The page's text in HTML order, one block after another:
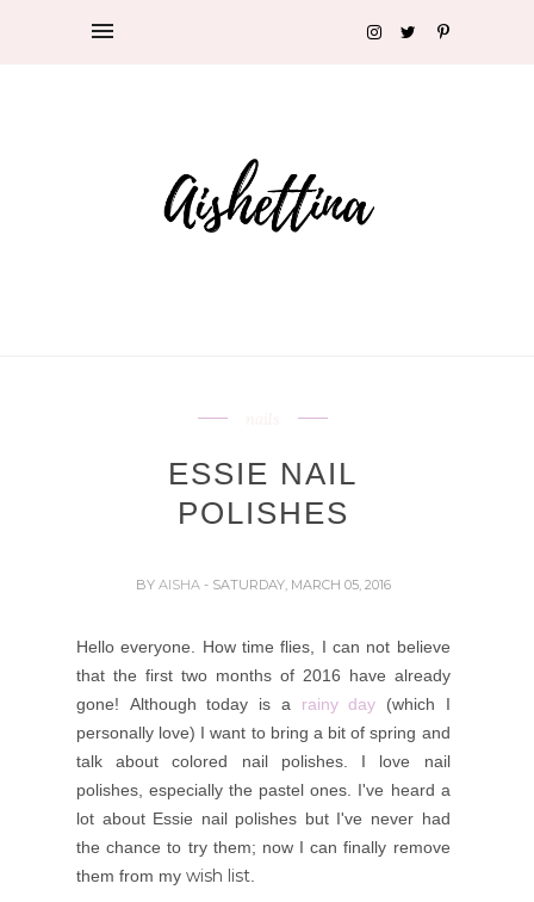
ESSIE NAIL
POLISHES
BY AISHA - SATURDAY, MARCH 05, 2016
Hello everyone. How time flies, I can not believe
that the first two months of 2016 have already
gone! Although today is a rainy day (which I
personally love) I want to bring a bit of spring and
talk about colored nail polishes. I love nail
polishes, especially the pastel ones. I've heard a
lot about Essie nail polishes but I've never had
the chance to try them; now I can finally remove
them from my wish list